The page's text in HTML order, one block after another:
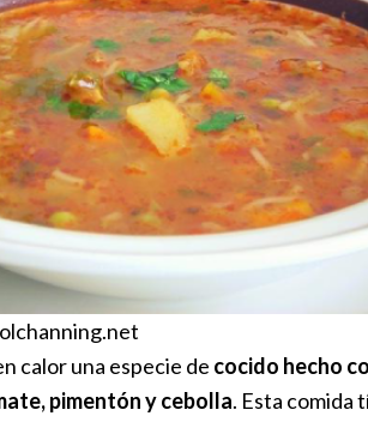
calor una especie de cocido hecho
pimentón y cebolla. Esta comida